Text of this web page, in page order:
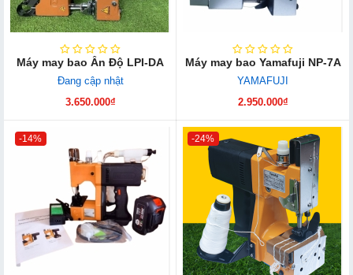
Máy may bao Ấn Độ LPI-DA
Đang cập nhật
3.650.000₫
Máy may bao Yamafuji NP-7A
YAMAFUJI
2.950.000₫
-14% -24%